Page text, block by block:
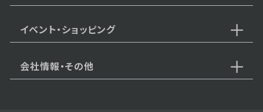
イベント・ショッピング
会社情報・その他